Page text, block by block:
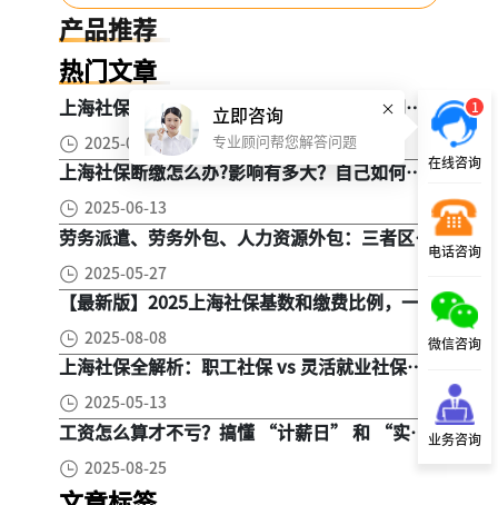
呢？
产品推荐
热门文章
上海社保全解析： 2024年度缴纳费用，不同人
群，全面对比！
2025-05-20
上海社保断缴怎么办?影响有多大？自己如何续
2025-06-13
劳务派遣、劳务外包、人力资源外包：三者区
2025-05-27
【最新版】2025上海社保基数和缴费比例，一文
2025-08-08
上海社保全解析：职工社保 vs 灵活就业社保，
2025-05-13
工资怎么算才不亏？搞懂 “计薪日” 和 “实际
2025-08-25
1
在线咨询
电话咨询
微信咨询
业务咨询
立即咨询
专业顾问帮您解答问题